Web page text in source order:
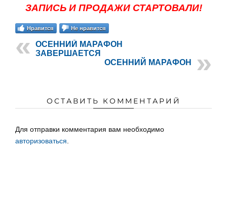
ЗАПИСЬ И ПРОДАЖИ СТАРТОВАЛИ!
Нравится Не нравится
ОСЕННИЙ МАРАФОН
ЗАВЕРШАЕТСЯ
ОСЕННИЙ МАРАФОН
ОСТАВИТЬ КОММЕНТАРИЙ
Для отправки комментария вам необходимо
авторизоваться